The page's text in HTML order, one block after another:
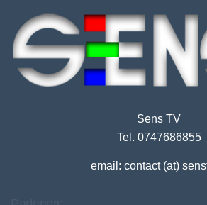
Sens TV
Tel. 0747686855
email: contact (at)